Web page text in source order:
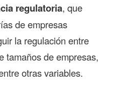
regulatoria, que
de empresas
la regulación entre
tamaños de empresas,
otras variables.